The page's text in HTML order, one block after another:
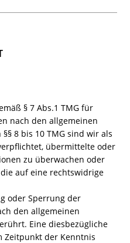
§ 7 Abs.1 TMG für
nach den allgemeinen
8 bis 10 TMG sind wir als
übermittelte oder
zu überwachen oder
auf eine rechtswidrige
oder Sperrung der
den allgemeinen
Eine diesbezügliche
Zeitpunkt der Kenntnis